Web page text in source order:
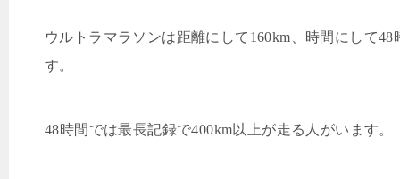
ウルトラマラソンは距離にして 160km 、時間にして48
す。
48時間では最長記録で400km以上が走る人がいます。